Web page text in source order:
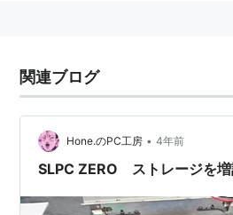
関連ブログ
Hone.のPC工房 • 4年前
SLPC ZERO ストレージを増